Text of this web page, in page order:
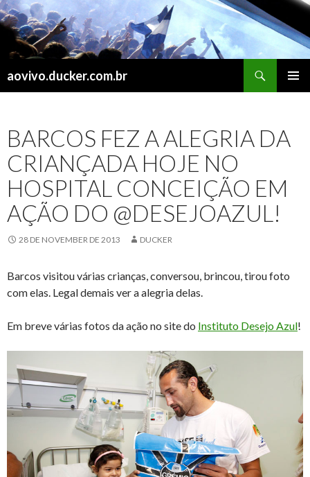
aovivo.ducker.com.br
BARCOS FEZ A ALEGRIA DA
CRIANÇADA HOJE NO
HOSPITAL CONCEIÇÃO EM
AÇÃO DO @DESEJOAZUL!
28 DE NOVEMBER DE 2013 DUCKER
Barcos visitou várias crianças, conversou, brincou, tirou foto
com elas. Legal demais ver a alegria delas.
Em breve várias fotos da ação no site do Instituto Desejo Azul!